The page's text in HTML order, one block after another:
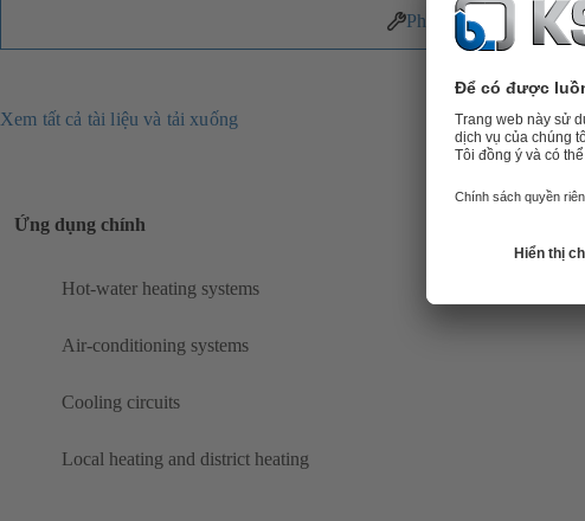
Phụ tùng
Xem tất cả tài liệu và tải xuống
Ứng dụng chính
Hot-water heating systems
Air-conditioning systems
Cooling circuits
Local heating and district heating